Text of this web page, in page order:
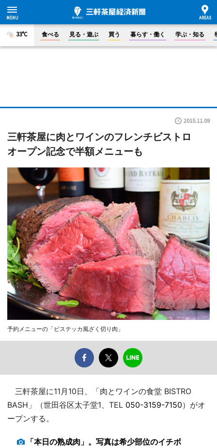
33°C 食べる 見る・遊ぶ 買う 暮らす・働く 学ぶ・知る
2015.11.09
三軒茶屋に肉とワインのフレンチビストロ
オープン記念で半額メニューも
予約メニューの「ビステッカ風ざく切り肉」
三軒茶屋に11月10日、「肉とワインの食堂 BISTRO
BASH」（世田谷区太子堂1、TEL 050-3159-7150）がオ
ープンする。
「本日の熟成肉」。写真は希少部位のイチボ